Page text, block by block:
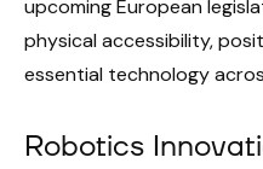
upcoming European
physical accessibility,
essential technology
Robotics